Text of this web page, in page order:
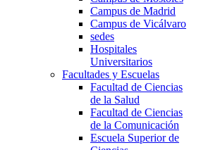
Campus de Madrid
Campus de Vicálvaro
sedes
Hospitales
Universitarios
Facultades y Escuelas
Facultad de Ciencias
de la Salud
Facultad de Ciencias
de la Comunicación
Escuela Superior de